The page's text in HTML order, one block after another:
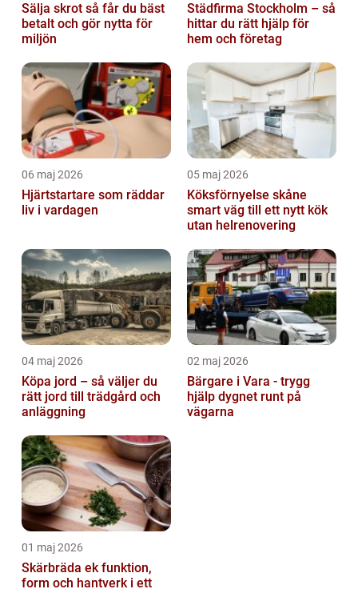
Sälja skrot så får du bäst
betalt och gör nytta för
miljön
Städfirma Stockholm – så
hittar du rätt hjälp för
hem och företag
06 maj 2026
Hjärtstartare som räddar
liv i vardagen
05 maj 2026
Köksförnyelse skåne
smart väg till ett nytt kök
utan helrenovering
04 maj 2026
Köpa jord – så väljer du
rätt jord till trädgård och
anläggning
02 maj 2026
Bärgare i Vara - trygg
hjälp dygnet runt på
vägarna
01 maj 2026
Skärbräda ek funktion,
form och hantverk i ett